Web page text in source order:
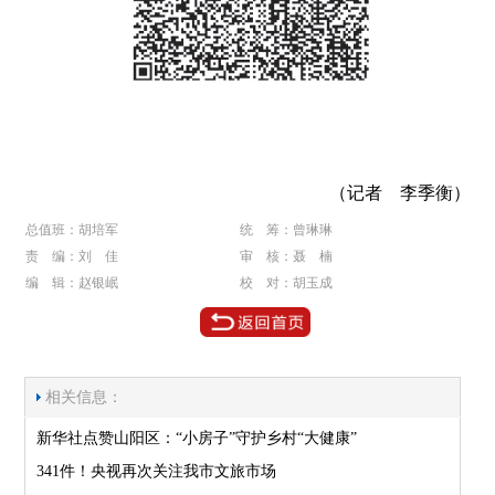
（记者 李季衡）
总值班：胡培军
统 筹：曾琳琳
责 编：刘 佳
审 核：聂 楠
编 辑：赵银岷
校 对：胡玉成
相关信息：
新华社点赞山阳区：“小房子”守护乡村“大健康”
341件！央视再次关注我市文旅市场